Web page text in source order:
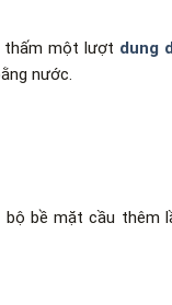
thấm một lượt dung
nước.
bề mặt cầu thêm